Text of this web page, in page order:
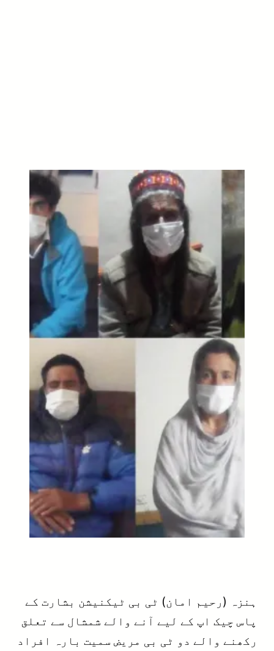
ہنزہ (رحیم امان) ٹی بی ٹیکنیشن بشارت کے
پاس چیک اپ کے لیے آنے والے شمشال سے تعلق
رکھنے والے دو ٹی بی مریض سمیت بارہ افراد